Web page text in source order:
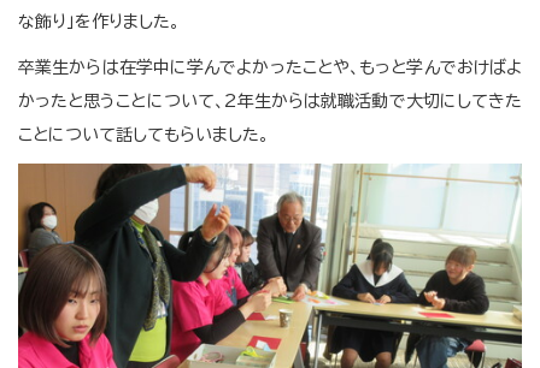
な飾り」を作りました。
卒業生からは在学中に学んでよかったことや、もっと学んでおけばよ
かったと思うことについて、2年生からは就職活動で大切にしてきた
ことについて話してもらいました。